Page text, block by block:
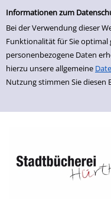
Einfache Suche
Informationen zum
Bei der Verwendung dieser
Funktionalität für Sie optimal
personenbezogene Daten
hierzu unsere allgemeine
Nutzung stimmen Sie diesen
zur Navigation springen
zum Inhalt springen
Zur Detailanzeige springen